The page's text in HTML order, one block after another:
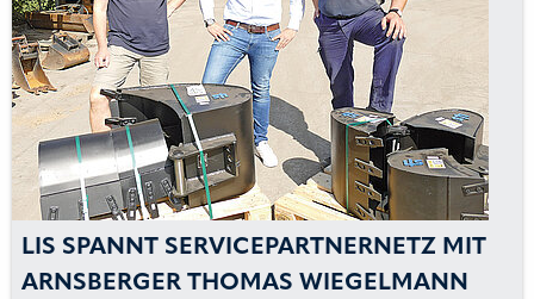
LIS SPANNT SERVICEPARTNERNETZ MIT
ARNSBERGER THOMAS WIEGELMANN